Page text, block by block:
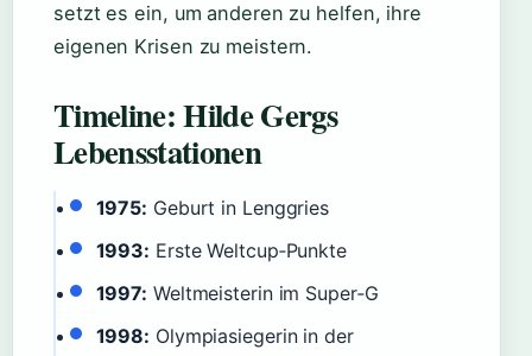
setzt es ein, um anderen zu helfen, ihre
eigenen Krisen zu meistern.
Timeline: Hilde Gergs
Lebensstationen
1975: Geburt in Lenggries
1993: Erste Weltcup‑Punkte
1997: Weltmeisterin im Super‑G
1998: Olympiasiegerin in der